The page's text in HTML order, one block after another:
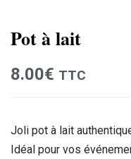
Pot à lait
8.00€ TTC
Joli pot à lait
Idéal pour vos